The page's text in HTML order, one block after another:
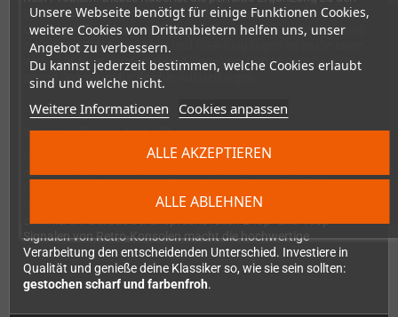
Unsere Webseite benötigt für einige Funktionen Cookies,
weitere Cookies von Drittanbietern helfen uns, unser
Angebot zu verbessern.
Du kannst jederzeit bestimmen, welche Cookies erlaubt
sind und welche nicht.
Weitere Informationen Cookies anpassen
ALLE ABLEHNEN
ALLE AKZEPTIEREN
RetroTink-Adaptern und ermöglicht dirauthentisches Retro-
Gaming auf modernen Displays. Aber auch für die Verbindung
zwischen VGA-Ausgängen und VGA-Eingängen ist es die erste
Wahl. Mit einer komfortablen Länge von 1,80 Metern hast du
genug Spielraum für flexible Aufstellungen.
Warum dieses Kabel?
Standard-VGA-Kabel nutzen oft einfache Kupferlitzen ohne
ausreichende Abschirmung. Das Resultat: Geisterbilder,
Kabelserie wurde entwickelt, um genau diese Probleme zu
eliminieren. Gerade bei anspruchsvollen 240p- und 480p-
Signalen von Retro-Konsolen macht die hochwertige
Verarbeitung den entscheidenden Unterschied. Investiere in
Qualität und genieße deine Klassiker so, wie sie sein sollten:
gestochen scharf und farbenfroh.